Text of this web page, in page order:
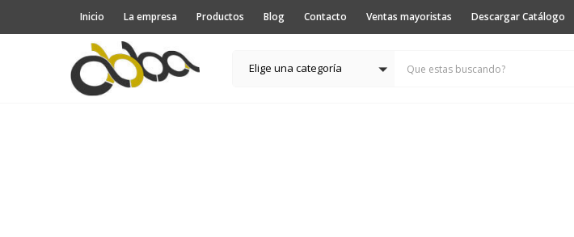
Inicio La empresa Productos Blog Contacto Ventas mayoristas Descargar Catálogo
Elige una categoría